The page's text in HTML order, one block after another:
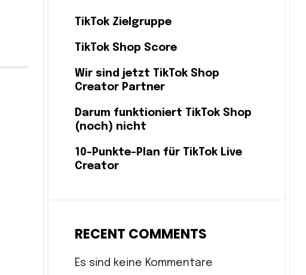
TikTok Zielgruppe
TikTok Shop Score
Wir sind jetzt TikTok Shop
Creator Partner
Darum funktioniert TikTok Shop
(noch) nicht
10-Punkte-Plan für TikTok Live
Creator
RECENT COMMENTS
Es sind keine Kommentare